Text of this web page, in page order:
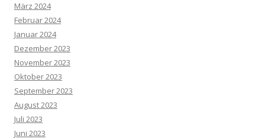
März 2024
Februar 2024
Januar 2024
Dezember 2023
November 2023
Oktober 2023
September 2023
August 2023
Juli 2023
Juni 2023